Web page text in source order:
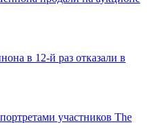
в 12-й раз отказали в
участников The